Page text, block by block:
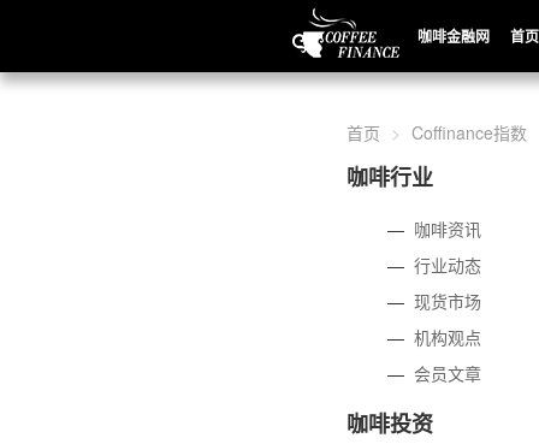
咖啡金融网 首页
首页 Coffinance指数
咖啡行业
— 咖啡资讯
—行业动态
—现货市场
—机构观点
—会员文章
咖啡投资